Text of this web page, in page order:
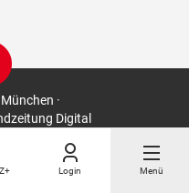
Login Menü
·
Digital